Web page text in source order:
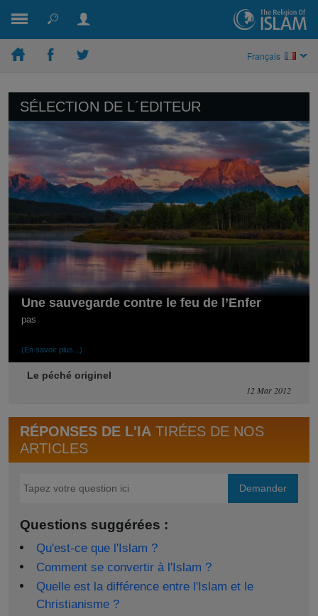
Français
SÉLECTION DE L´EDITEUR
Une sauvegarde contre le feu de l’Enfer
pas
(En savoir plus...)
Le péché originel
12 Mar 2012
RÉPONSES DE L'IA TIRÉES DE NOS
ARTICLES
Demander
Questions suggérées :
Qu'est-ce que l'Islam ?
Comment se convertir à l'Islam ?
Quelle est la différence entre l'Islam et le
Christianisme ?